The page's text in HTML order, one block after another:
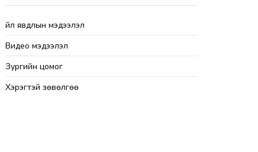
Үйл явдлын мэдээлэл
Видео мэдээлэл
Зургийн цомог
Хэрэгтэй зөвөлгөө